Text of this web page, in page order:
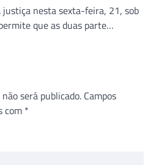
justiça nesta sexta-feira, 21, sob
que as duas parte…
será publicado. Campos
com *